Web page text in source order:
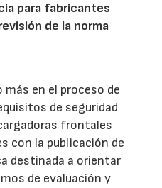
para fabricantes
de la norma
más en el proceso de
de seguridad
frontales
con la publicación de
destinada a orientar
de evaluación y